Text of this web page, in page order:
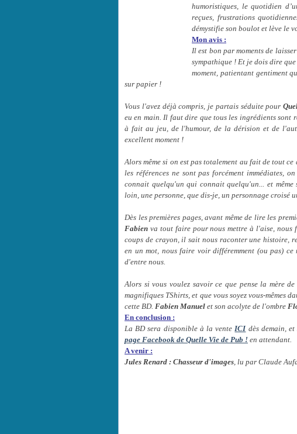
humoristiques, le quotidien
reçues, frustrations
démystifie son boulot et lève le
Mon avis :
Il est bon par moments de
sympathique ! Et je dois dire
moment, patientant gentiment
sur papier !
Vous l'avez déjà compris, je partais séduite pour
eu en main. Il faut dire que tous les ingrédients sont
à fait au jeu, de l'humour, de la dérision et de
excellent moment !
Alors même si on est pas totalement au fait de tout ce
les références ne sont pas forcément immédiates,
connait quelqu'un qui connait quelqu'un... et
loin, une personne, que dis-je, un personnage croisé
Dès les premières pages, avant même de lire les
Fabien va tout faire pour nous mettre à l'aise, nous
coups de crayon, il sait nous raconter une histoire,
en un mot, nous faire voir différemment (ou pas)
d'entre nous.
Alors si vous voulez savoir ce que pense la mère
magnifiques TShirts, et que vous soyez vous-mêmes
cette BD. Fabien Manuel et son acolyte de l'ombre
En conclusion :
La BD sera disponible à la venteICIdès demain, et
page Facebook de Quelle Vie de Pub ! en attendant.
A venir :
Jules Renard : Chasseur d'images, lu par Claude